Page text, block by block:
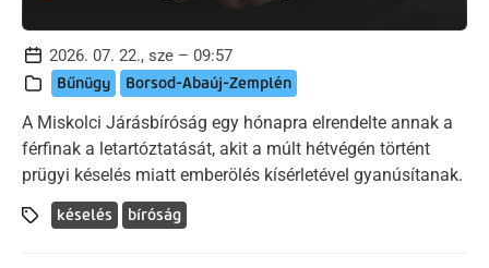
2026. 07. 22., sze – 09:57
Bűnügy Borsod-Abaúj-Zemplén
A Miskolci Járásbíróság egy hónapra elrendelte annak a
férfinak a letartóztatását, akit a múlt hétvégén történt
prügyi késelés miatt emberölés kísérletével gyanúsítanak.
késelés bíróság